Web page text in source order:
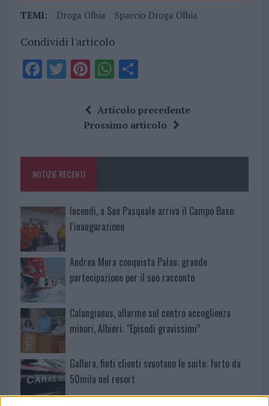
TEMI: Droga Olbia Spaccio Droga Olbia
Condividi l'articolo
F
o
k
T Pi
te
re
W
at
s
p
S
a
re
Articolo precedente
Prossimo articolo
NOTIZIE RECENTI
Incendi, a San Pasquale arriva il Campo Base:
l’inaugurazione
Andrea Mura conquista Palau: grande
partecipazione per il suo racconto
Calangianus, allarme sul centro accoglienza
minori, Albieri: “Episodi gravissimi”
Gallura, finti clienti svuotano le suite: furto da
50mila nel resort